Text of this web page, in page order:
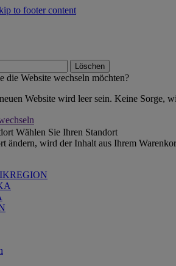
to footer content
Löschen
die Website wechseln möchten?
Website wird leer sein. Keine Sorge,
Wählen Sie Ihren Standort
ändern, wird der Inhalt aus Ihrem